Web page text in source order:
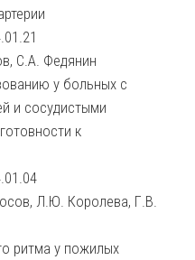
С.А. Федянин
у больных с
и сосудистыми
к
Л.Ю. Королева, Г.В.
ритма у пожилых